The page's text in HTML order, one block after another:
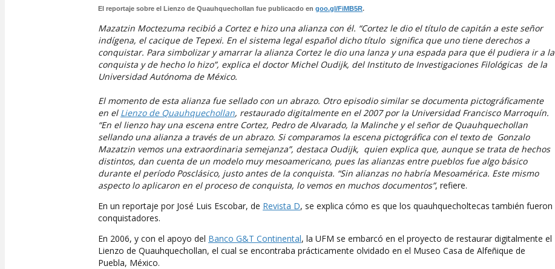
El reportaje sobre el Lienzo de Quauhquechollan fue publicacdo en goo.gl/FiMB5R.
Mazatzin Moctezuma recibió a Cortez e hizo una alianza con él. “Cortez le dio el título de capitán a este señor
indígena, el cacique de Tepexi. En el sistema legal español dicho título significa que uno tiene derechos a
conquistar. Para simbolizar y amarrar la alianza Cortez le dio una lanza y una espada para que él pudiera ir a la
conquista y de hecho lo hizo”, explica el doctor Michel Oudijk, del Instituto de Investigaciones Filológicas de la
Universidad Autónoma de México.
El momento de esta alianza fue sellado con un abrazo. Otro episodio similar se documenta pictográficamente
en el Lienzo de Quauhquechollan, restaurado digitalmente en el 2007 por la Universidad Francisco Marroquín.
“En el lienzo hay una escena entre Cortez, Pedro de Alvarado, la Malinche y el señor de Quauhquechollan
sellando una alianza a través de un abrazo. Si comparamos la escena pictográfica con el texto de Gonzalo
Mazatzin vemos una extraordinaria semejanza”, destaca Oudijk, quien explica que, aunque se trata de hechos
distintos, dan cuenta de un modelo muy mesoamericano, pues las alianzas entre pueblos fue algo básico
durante el período Posclásico, justo antes de la conquista. “Sin alianzas no habría Mesoamérica. Este mismo
aspecto lo aplicaron en el proceso de conquista, lo vemos en muchos documentos”, refiere.
En un reportaje por José Luis Escobar, de Revista D, se explica cómo es que los quauhquecholtecas también fueron
conquistadores.
En 2006, y con el apoyo del Banco G&T Continental, la UFM se embarcó en el proyecto de restaurar digitalmente el
Lienzo de Quauhquechollan, el cual se encontraba prácticamente olvidado en el Museo Casa de Alfeñique de
Puebla, México.